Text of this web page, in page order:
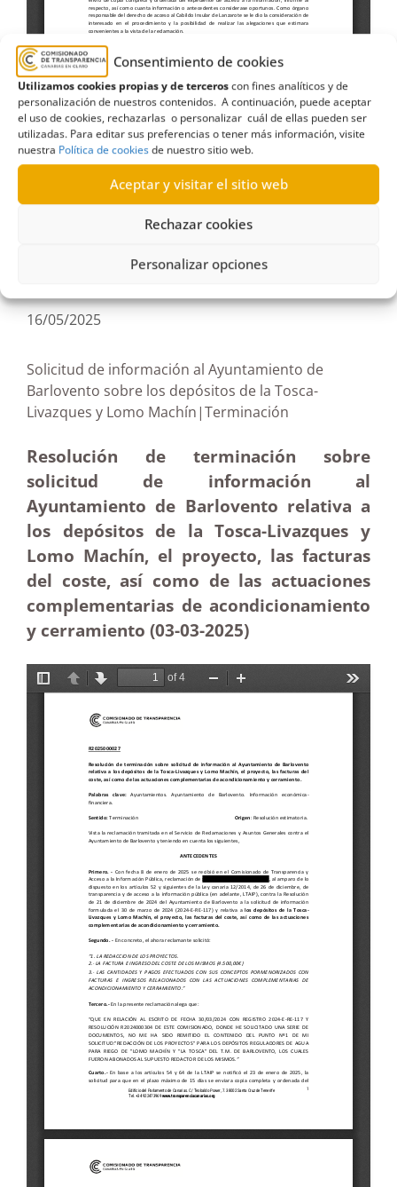
Consentimiento de cookies
Utilizamos cookies propias y de terceroscon fines analíticos y de
personalización de nuestros contenidos. A continuación, puede aceptar
el uso de cookies, rechazarlas o personalizar cuál de ellas pueden ser
utilizadas. Para editar sus preferencias o tener más información, visite
nuestra Política de cookiesde nuestro sitio web.
Aceptar y visitar el sitio web
Rechazar cookies
Personalizar opciones
agua,Albatros Club Resort,Cabildo de
Lanzarote,Consejo Insular de Aguas de Lanzarote,
depósitos,expediente,inspección,obra,
Terminación,vigilancia
16/05/2025
Solicitud de información al Ayuntamiento de
Barlovento sobre los depósitos de la Tosca-
Livazques y Lomo Machín|Terminación
Resolución de terminación sobre
solicitud de información al
Ayuntamiento de Barlovento relativa a
los depósitos de la Tosca-Livazques y
Lomo Machín, el proyecto, las facturas
del coste, así como de las actuaciones
complementarias de acondicionamiento
y cerramiento (03-03-2025)